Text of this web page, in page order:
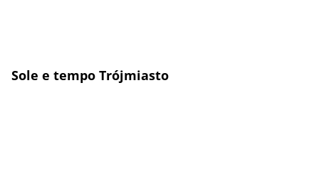
Sole e tempo Trójmiasto